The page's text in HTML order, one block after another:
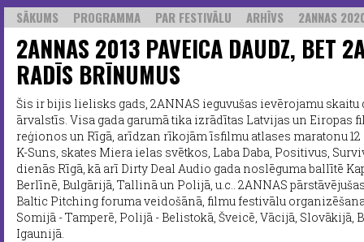
SĀKUMS PROGRAMMA PAR FESTIVĀLU ARHĪVS 2ANNAS
2ANNAS 2013 PAVEICA DAUDZ, BET
RADĪS BRĪNUMUS
Šis ir bijis lielisks gads, 2ANNAS ieguvušas ievērojamu skaitu
ārvalstīs. Visa gada garumā tika izrādītas Latvijas un Eiropas
reģionos un Rīgā, arīdzan rīkojām īsfilmu atlases maratonu
K-Suns, skates Miera ielas svētkos, Laba Daba, Positivus,
dienās Rīgā, kā arī Dirty Deal Audio gada noslēguma ballītē
Berlīnē, Bulgārijā, Tallinā un Polijā, u.c.. 2ANNAS
Baltic Pitching foruma veidošānā, filmu festivālu
Somijā - Tamperē, Polijā - Belistokā, Šveicē, Vācijā, Slovākijā,
Igaunijā.